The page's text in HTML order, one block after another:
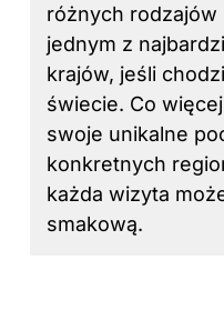
różnych rodzajów
jednym z
krajów, jeśli
świecie. Co
swoje unikalne
konkretnych
każda wizyta
smakową.